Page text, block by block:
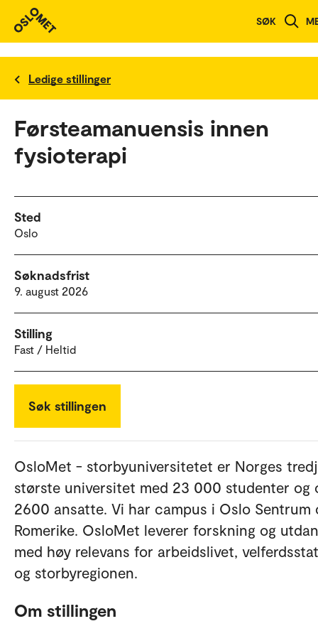
SØK
Ledige stillinger
Førsteamanuensis innen
fysioterapi
Sted
Oslo
Søknadsfrist
9. august 2026
Stilling
Fast / Heltid
Søk stillingen
OsloMet - storbyuniversitetet er Norges
største universitet med 23 000 studenter og
2600 ansatte. Vi har campus i Oslo Sentrum
Romerike. OsloMet leverer forskning og
med høy relevans for arbeidslivet,
og storbyregionen.
Om stillingen